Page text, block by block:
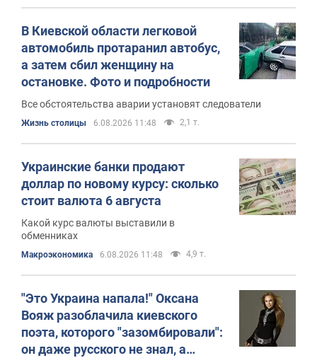
В Киевской области легковой
автомобиль протаранил автобус,
а затем сбил женщину на
остановке. Фото и подробности
Все обстоятельства аварии установят следователи
Жизнь столицы 6.08.2026 11:48 2,1 т.
Украинские банки продают
доллар по новому курсу: сколько
стоит валюта 6 августа
Какой курс валюты выставили в
обменниках
Mакроэкономика 6.08.2026 11:48 4,9 т.
"Это Украина напала!" Оксана
Вояж разоблачила киевского
поэта, которого "зазомбировали":
он даже русского не знал, а